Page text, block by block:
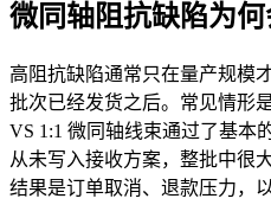
微同轴阻抗缺陷为
高阻抗缺陷通常只在量产规模
批次已经发货之后。常见情形
VS 1:1 微同轴线束通过了基本
从未写入接收方案，整批中很
结果是订单取消、退款压力，